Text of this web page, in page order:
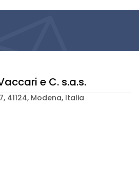
e C. s.a.s.
41124, Modena, Italia